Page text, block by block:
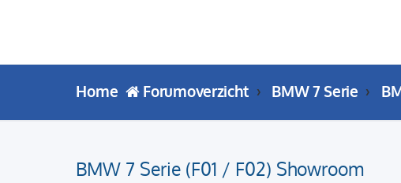
Home Forumoverzicht BMW 7 Serie
BMW 7 Serie (F01 / F02) Showroom